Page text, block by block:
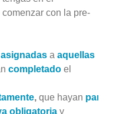
con la pre-
asignadas a aquellas
completado el
, que hayan
obligatoria y